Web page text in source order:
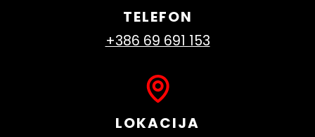
TELEFON
+386 69 691 153
LOKACIJA